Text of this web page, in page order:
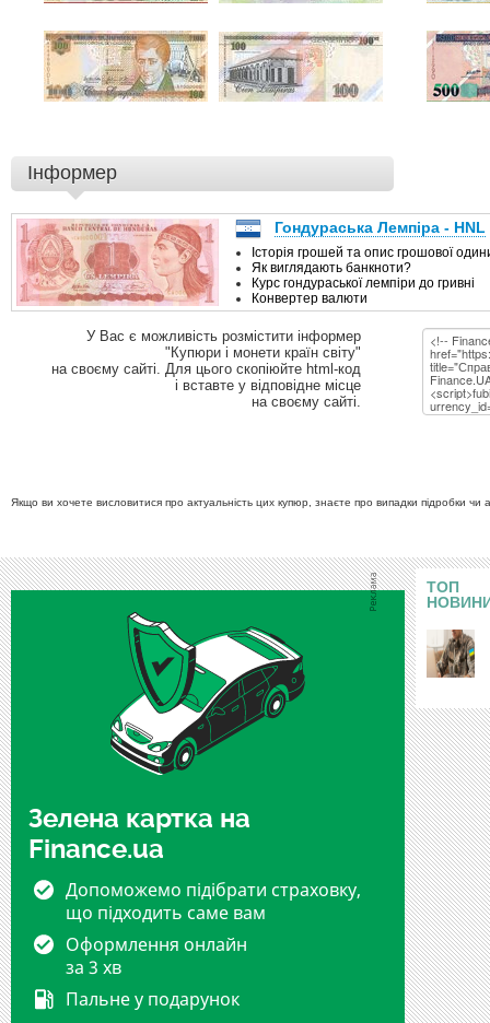
Інформер
У Вас є можливість розмістити інформер
"Купюри і монети країн світу"
на своєму сайті. Для цього скопіюйте html-код
і вставте у відповідне місце
на своєму сайті.
Якщо ви хочете висловитися про актуальність цих купюр, знаєте про випадки підробки
Зелена картка на
Finance.ua
Допоможемо підібрати страховку,
що підходить саме вам
Оформлення онлайн
за 3 хв
Пальне у подарунок
ТОП